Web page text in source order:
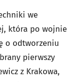
we
która po wojnie
o odtworzeniu
pierwszy
z Krakowa,